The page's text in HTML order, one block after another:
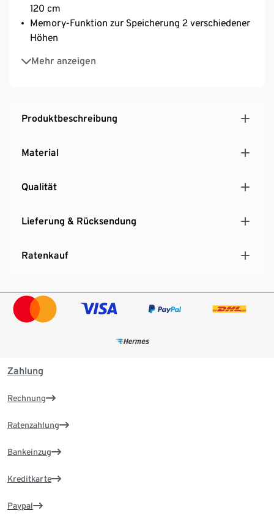
120 cm
Memory-Funktion zur Speicherung 2 verschiedener
Höhen
Mehr anzeigen
Nivellierbare Gleiter
Unterstützt ergonomisches Arbeiten
Tischplatte Navarra-Eiche-Nachbildung, Gestell in
MADE IN GERMANY
Produktbeschreibung
Material
Qualität
Lieferung & Rücksendung
Ratenkauf
Zahlung
Rechnung
Ratenzahlung
Bankeinzug
Kreditkarte
Paypal